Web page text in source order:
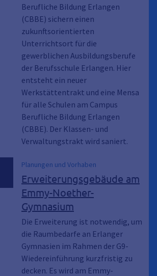
Berufliche Bildung Erlangen
(CBBE) sichern einen
zukunftsorientierten
Unterrichtsort für die
gewerblichen Ausbildungsberufe
der Berufsschule Erlangen. Hier
entsteht ein neuer
Werkstättentrakt und eine Mensa
für alle Schulen am Campus
Berufliche Bildung Erlangen
(CBBE). Der Klassen- und
Verwaltungstrakt wird saniert.
Planungen und Vorhaben
Erweiterungsgebäude am
Emmy-Noether-
Gymnasium
Die Erweiterung ist notwendig, um
die Raumbedarfe an Erlanger
Gymnasien im Rahmen der G9-
Wiedereinführung kurzfristig zu
decken. Es wird am Emmy-